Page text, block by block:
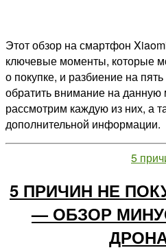
Этот обзор на смартфон
ключевые моменты, которые
о покупке, и разбиение на
обратить внимание на
рассмотрим каждую из них, а
дополнительной информации.
5
5 ПРИЧИН НЕ
— ОБЗОР